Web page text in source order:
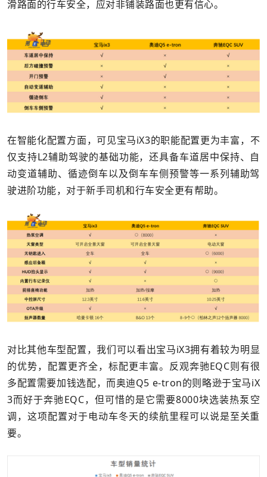
滑路面的行车安全，应对非铺装路面也更有信心。
在智能化配置方面，可见宝马iX3的职能配置更为丰富，不
仅支持L2辅助驾驶的基础功能，还具备车道居中保持、自
动变道辅助、循迹倒车以及倒车车侧预警等一系列辅助驾
驶进阶功能，对于新手司机和行车安全更有帮助。
对比其他车型配置，我们可以看出宝马iX3拥有着较为明显
的优势，配置更齐全，标配更丰富。反观奔驰EQC则有很
多配置需要加钱选配，而奥迪Q5 e-tron的则略逊于宝马iX
3而好于奔驰EQC，但可惜的是它需要8000块选装热泵空
调，这项配置对于电动车冬天的续航里程可以说是至关重
要。